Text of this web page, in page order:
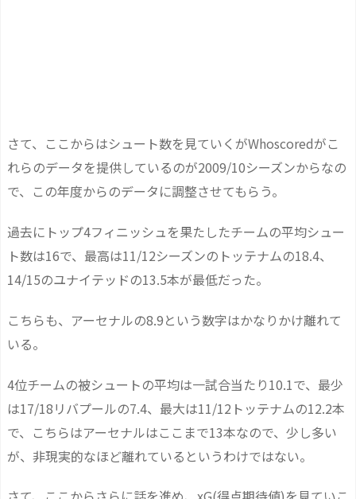
さて、ここからはシュート数を見ていくがWhoscoredがこ
れらのデータを提供しているのが2009/10シーズンからなの
で、この年度からのデータに調整させてもらう。
過去にトップ4フィニッシュを果たしたチームの平均シュー
ト数は16で、最高は11/12シーズンのトッテナムの18.4、
14/15のユナイテッドの13.5本が最低だった。
こちらも、アーセナルの8.9という数字はかなりかけ離れて
いる。
4位チームの被シュートの平均は一試合当たり10.1で、最少
は17/18リバプールの7.4、最大は11/12トッテナムの12.2本
で、こちらはアーセナルはここまで13本なので、少し多い
が、非現実的なほど離れているというわけではない。